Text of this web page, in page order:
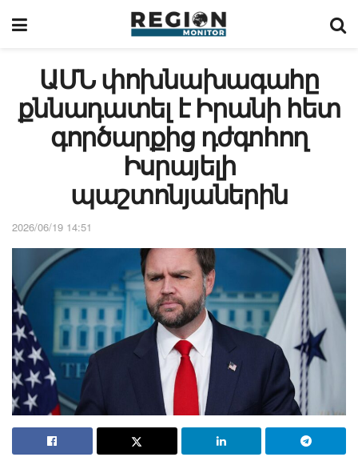
ԱՄՆ փոխնախագահը
քննադատել է Իրանի հետ
գործարքից դժգոհող
Իսրայելի
պաշտոնյաներին
2026/06/19 14:51